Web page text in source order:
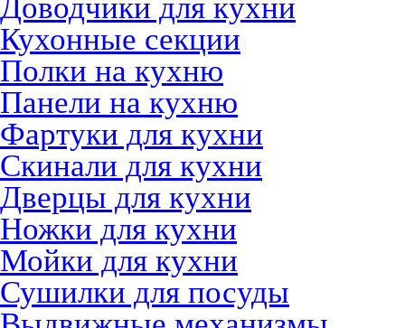
Доводчики для кухни
Кухонные секции
Полки на кухню
Панели на кухню
Фартуки для кухни
Скинали для кухни
Дверцы для кухни
Ножки для кухни
Мойки для кухни
Сушилки для посуды